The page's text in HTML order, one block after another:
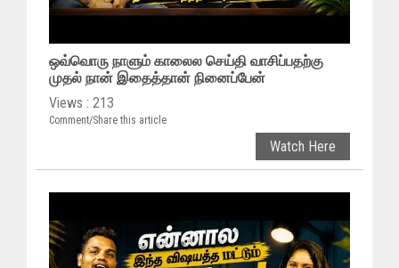
ஒவ்வொரு நாளும் காலைல செய்தி வாசிப்பதற்கு
முதல் நான் இதைத்தான் நினைப்பேன்
Views : 213
Comment/Share this article
Watch Here